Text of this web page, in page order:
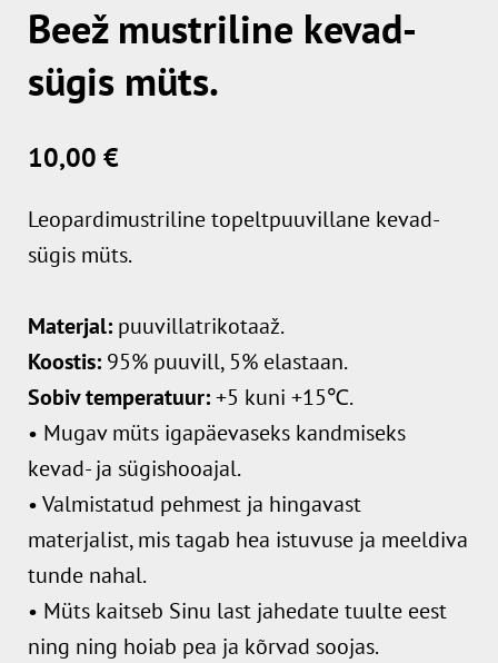
Beež mustriline kevad-
sügis müts.
10,00 €
Leopardimustrilinetopeltpuuvillane kevad-
sügis müts.
Materjal: puuvillatrikotaaž.
Koostis: 95% puuvill, 5% elastaan.
Sobiv temperatuur:+5 kuni +15℃.
• Mugav müts igapäevaseks kandmiseks
kevad- ja sügishooajal.
• Valmistatud pehmest ja hingavast
materjalist, mis tagab hea istuvuse ja meeldiva
tunde nahal.
• Müts kaitseb Sinu last jahedate tuulte eest
ning ning hoiab pea ja kõrvad soojas.